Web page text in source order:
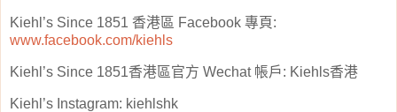
Kiehl’s Since 1851 香港區 Facebook 專頁:
www.facebook.com/kiehls
Kiehl’s Since 1851香港區官方 Wechat 帳戶: Kiehls香港
Kiehl’s Instagram: kiehlshk